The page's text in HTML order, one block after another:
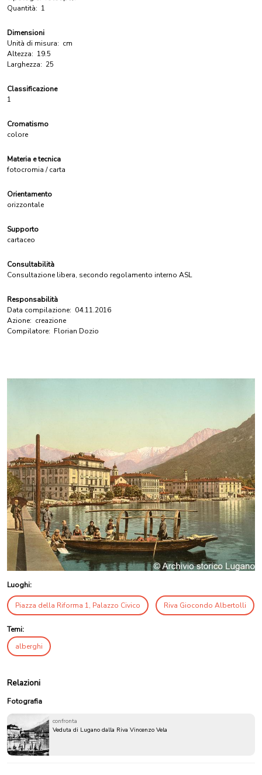
Quantità: 1
Dimensioni
Unità di misura: cm
Altezza: 19.5
Larghezza: 25
Classificazione
1
Cromatismo
colore
Materia e tecnica
fotocromia / carta
Orientamento
orizzontale
Supporto
cartaceo
Consultabilità
Consultazione libera, secondo regolamento interno ASL
Responsabilità
Data compilazione: 04.11.2016
Azione: creazione
Compilatore: Florian Dozio
Luoghi:
Piazza della Riforma 1, Palazzo Civico Riva Giocondo Albertolli
Temi:
alberghi
Relazioni
Fotografia
confronta
Veduta di Lugano dalla Riva Vincenzo Vela